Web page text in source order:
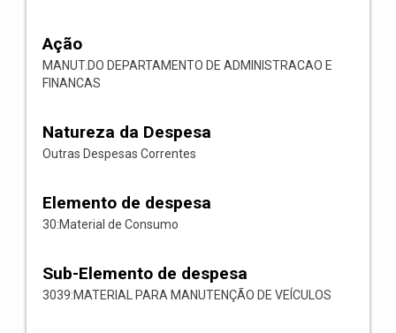
Ação
MANUT.DO DEPARTAMENTO DE ADMINISTRACAO E
FINANCAS
Natureza da Despesa
Outras Despesas Correntes
Elemento de despesa
30:Material de Consumo
Sub-Elemento de despesa
3039:MATERIAL PARA MANUTENÇÃO DE VEÍCULOS